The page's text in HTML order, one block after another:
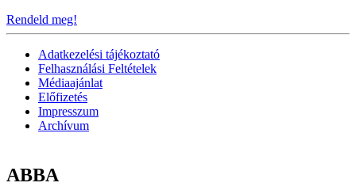
Rendeld meg!
Adatkezelési tájékoztató
Felhasználási Feltételek
Médiaajánlat
Előfizetés
Impresszum
Archívum
ABBA